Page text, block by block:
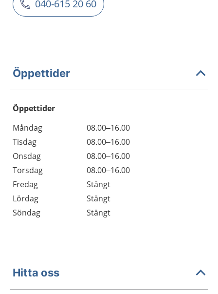
040-615 20 60
Öppettider
Öppettider
Dag
Öppettider
Kommentarer
Måndag
08.00–16.00
Tisdag
08.00–16.00
Onsdag
08.00–16.00
Torsdag
08.00–16.00
Fredag
Stängt
Lördag
Stängt
Söndag
Stängt
Hitta oss